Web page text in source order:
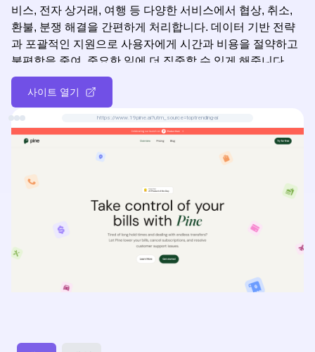
비스, 전자 상거래, 여행 등 다양한 서비스에서 협상, 취소,
환불, 분쟁 해결을 간편하게 처리합니다. 데이터 기반 전략
과 포괄적인 지원으로 사용자에게 시간과 비용을 절약하고
불편함을 줄여, 중요한 일에 더 집중할 수 있게 해줍니다.
사이트 열기
https://www.19pine.ai?utm_source=toptrending-ai